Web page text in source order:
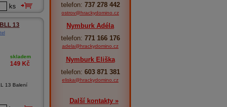
ks
13
skladem
149 Kč
13 Balení
telefon: 737 278 442
ostrov@hrackydomino.cz
Nymburk Adéla
telefon: 771 166 176
adela@hrackydomino.cz
Nymburk Eliška
telefon: 603 871 381
eliska@hrackydomino.cz
Další kontakty »